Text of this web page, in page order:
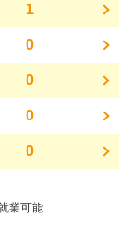
1
0
0
0
0